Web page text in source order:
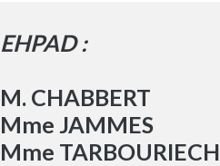
EHPAD :
M. CHABBERT
Mme JAMMES
Mme TARBOURIECH